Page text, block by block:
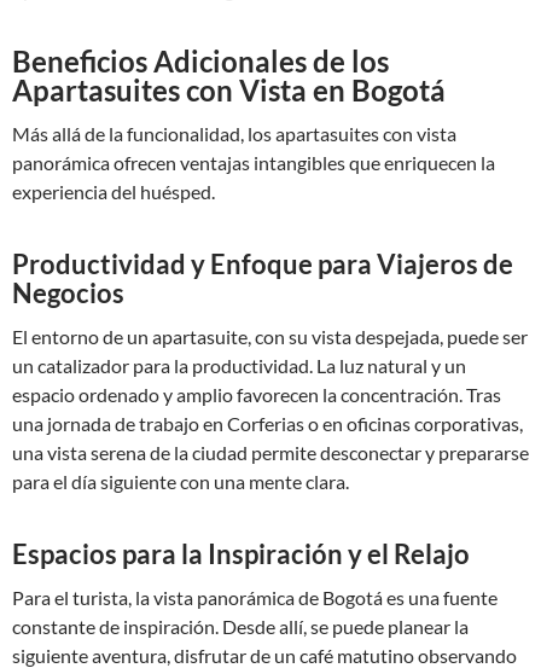
Beneficios Adicionales de los
Apartasuites con Vista en Bogotá
Más allá de la funcionalidad, los apartasuites con vista
panorámica ofrecen ventajas intangibles que enriquecen la
experiencia del huésped.
Productividad y Enfoque para Viajeros de
Negocios
El entorno de un apartasuite, con su vista despejada, puede ser
un catalizador para la productividad. La luz natural y un
espacio ordenado y amplio favorecen la concentración. Tras
una jornada de trabajo en Corferias o en oficinas corporativas,
una vista serena de la ciudad permite desconectar y prepararse
para el día siguiente con una mente clara.
Espacios para la Inspiración y el Relajo
Para el turista, la vista panorámica de Bogotá es una fuente
constante de inspiración. Desde allí, se puede planear la
siguiente aventura, disfrutar de un café matutino observando